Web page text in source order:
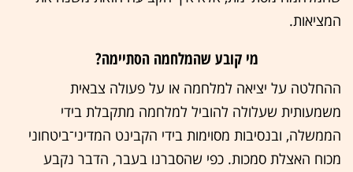
המציאות.
מי קובע שהמלחמה הסתיימה?
ההחלטה על יציאה למלחמה או על פעולה צבאית
משמעותית שעלולה להוביל למלחמה מתקבלת בידי
הממשלה, ובנסיבות מסוימות בידי הקבינט המדיני־ביטחוני
מכוח האצלת סמכות. כפי שהסברנו בעבר, הדבר נקבע